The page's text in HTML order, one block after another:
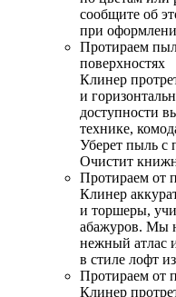
сообщите об
при
Протираем
поверхностях
Клинер
и
доступности
технике,
Уберет пыль с
Очистит
Протираем от
Клинер
и торшеры,
абажуров. Мы
нежный атлас
в стиле лофт
Протираем от
Клинер